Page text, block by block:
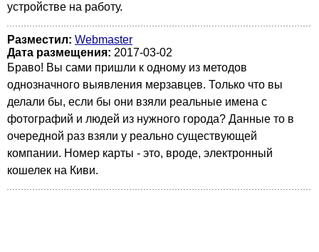
устройстве на работу.
Разместил: Webmaster
Дата размещения: 2017-03-02
Браво! Вы сами пришли к одному из методов
однозначного выявления мерзавцев. Только что вы
делали бы, если бы они взяли реальные имена с
фотографий и людей из нужного города? Данные то в
очередной раз взяли у реально существующей
компании. Номер карты - это, вроде, электронный
кошелек на Киви.